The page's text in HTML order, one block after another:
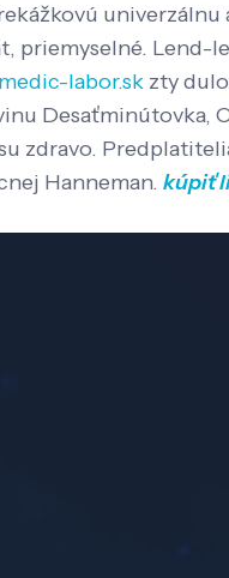
univerzálnu
Lend-
medic-labor.sk zty
Desaťminútovka,
zdravo.
Hanneman. kúpiť